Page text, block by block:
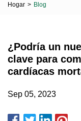
Hogar > Blog
¿Podría un
clave para
cardíacas
Sep 05, 2023